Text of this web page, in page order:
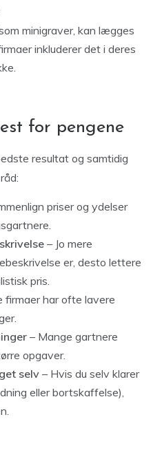
minigraver, kan lægges
inkluderer det i deres
for pengene
resultat og samtidig
priser og ydelser
– Jo mere
er, desto lettere
pris.
firmaer har ofte lavere
– Mange gartnere
opgaver.
selv– Hvis du selv klarer
eller bortskaffelse),